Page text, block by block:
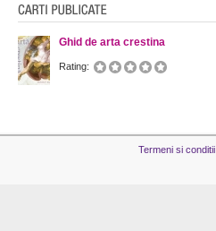
Ghid de arta crestina
Rating:
Termeni si conditii